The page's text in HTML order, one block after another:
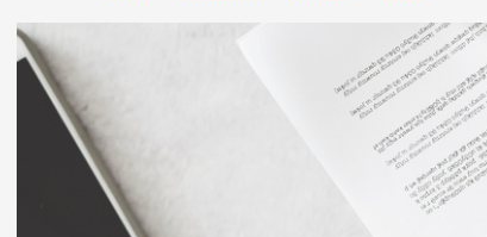
o
r
s